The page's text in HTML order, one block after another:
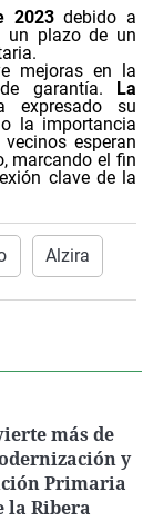
2023debido a
un plazo de un
mejoras en la
garantía. La
expresado su
la importancia
esperan
marcando el fin
clave de la
Alzira
más de
y
Primaria
la Ribera